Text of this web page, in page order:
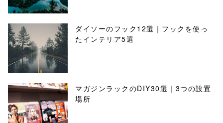
ダイソーのフック12選｜フックを使っ
たインテリア5選
マガジンラックのDIY30選｜3つの設置
場所